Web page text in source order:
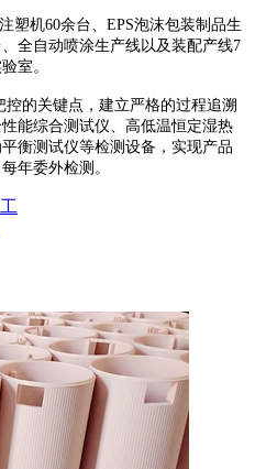
塑机60余台、EPS泡沫包装制品生
全自动喷涂生产线以及装配产线7
室。
的关键点，建立严格的过程追溯
能综合测试仪、高低温恒定湿热
衡测试仪等检测设备，实现产品
年委外检测。